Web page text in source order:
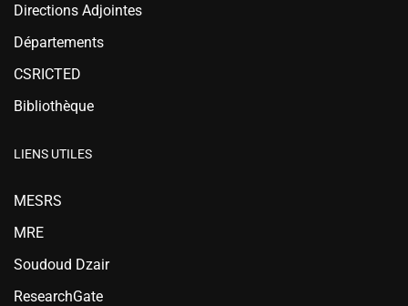
Directions Adjointes
Départements
CSRICTED
Bibliothèque
LIENS UTILES
MESRS
MRE
Soudoud Dzair
ResearchGate